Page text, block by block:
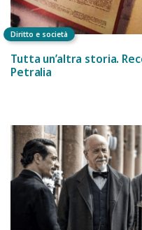
Diritto e società
Tutta un’altra storia.
Petralia